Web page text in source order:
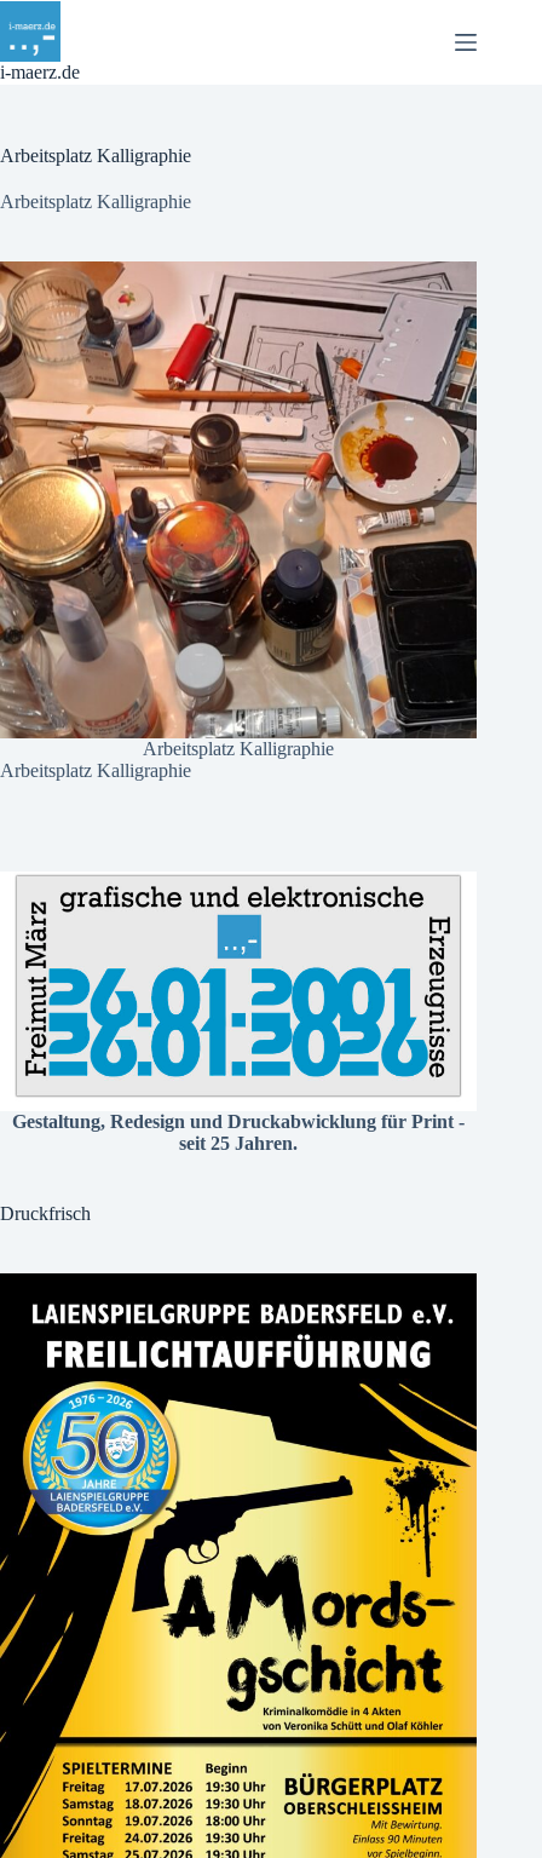
Inhalt
springen
i-maerz.de
Arbeitsplatz Kalligraphie
Arbeitsplatz Kalligraphie
Arbeitsplatz Kalligraphie
Arbeitsplatz Kalligraphie
Gestaltung, Redesign und Druckabwicklung für Print -
seit 25 Jahren.
Druckfrisch